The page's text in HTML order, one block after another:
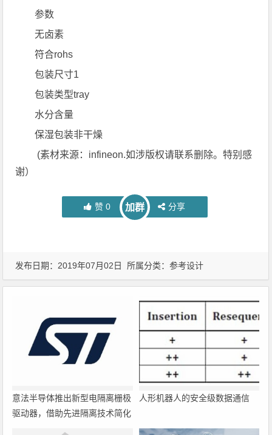
参数
无卤素
符合rohs
包装尺寸1
包装类型tray
水分含量
保湿包装非干燥
(素材来源：infineon.如涉版权请联系删除。特别感
谢）
赞 0 加群 分享
发布日期：2019年07月02日 所属分类：参考设计
意法半导体推出新型电隔离栅极
驱动器，借助先进隔离技术简化
人形机器人的安全级数据通信